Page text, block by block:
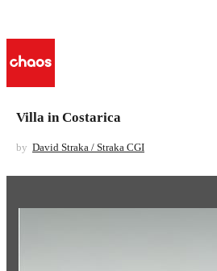
Villa in Costarica
by David Straka / Straka CGI